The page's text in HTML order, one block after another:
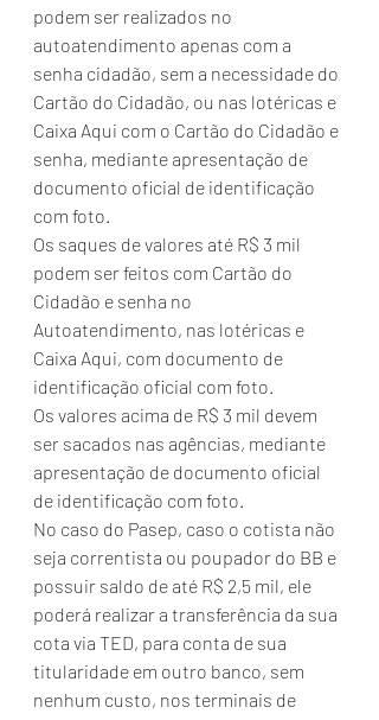
podem ser realizados no
autoatendimento apenas com a
senha cidadão, sem a necessidade do
Cartão do Cidadão, ou nas lotéricas e
Caixa Aqui com o Cartão do Cidadão e
senha, mediante apresentação de
documento oficial de identificação
com foto.
Os saques de valores até R$ 3 mil
podem ser feitos com Cartão do
Cidadão e senha no
Autoatendimento, nas lotéricas e
Caixa Aqui, com documento de
identificação oficial com foto.
Os valores acima de R$ 3 mil devem
ser sacados nas agências, mediante
apresentação de documento oficial
de identificação com foto.
No caso do Pasep, caso o cotista não
seja correntista ou poupador do BB e
possuir saldo de até R$ 2,5 mil, ele
poderá realizar a transferência da sua
cota via TED, para conta de sua
titularidade em outro banco, sem
nenhum custo, nos terminais de